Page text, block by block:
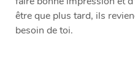
être que plus tard, ils
besoin de toi.